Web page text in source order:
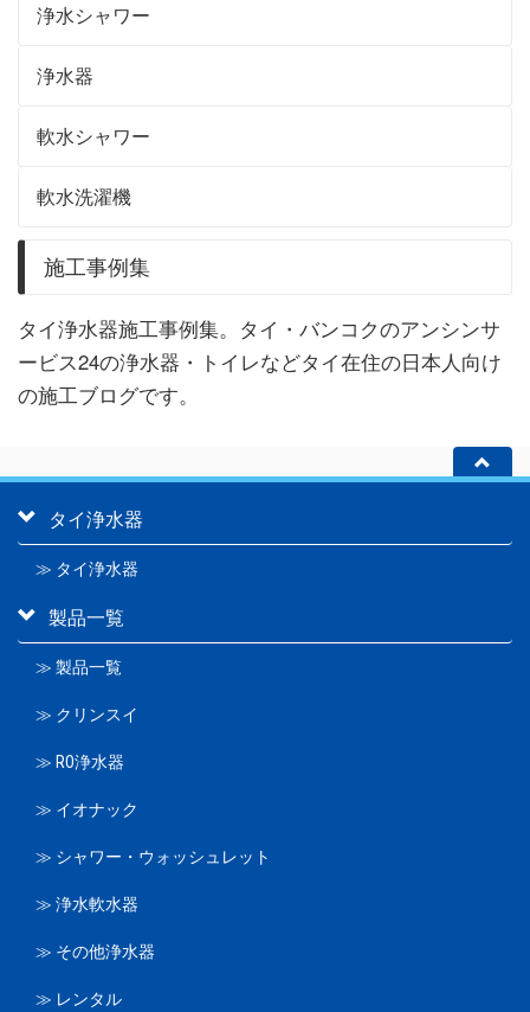
浄水シャワー
浄水器
軟水シャワー
軟水洗濯機
施工事例集
タイ浄水器施工事例集。タイ・バンコクのアンシンサ
ービス24の浄水器・トイレなどタイ在住の日本人向け
の施工ブログです。
タイ浄水器
≫ タイ浄水器
製品一覧
≫ 製品一覧
≫ クリンスイ
≫ RO浄水器
≫ イオナック
≫ シャワー・ウォッシュレット
≫ 浄水軟水器
≫ その他浄水器
≫ レンタル